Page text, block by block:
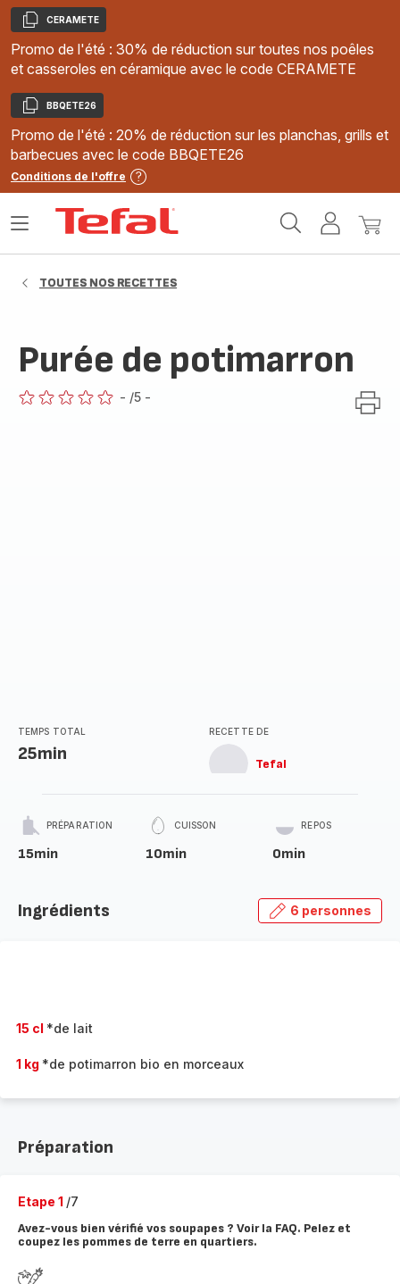
Copier
CERAMETE
Promo de l'été : 30% de réduction sur toutes nos poêles
et casseroles en céramique avec le code CERAMETE
Copier
BBQETE26
Promo de l'été : 20% de réduction sur les planchas, grills et
barbecues avec le code BBQETE26
Conditions de l'offre
MonMon
Ouvrir
TOUTES NOS RECETTES
Purée de potimarron
- /5 -
TEMPS TOTAL
25min
RECETTE DE
Tefal
PRÉPARATION
15min
CUISSON
10min
REPOS
0min
Ingrédients 6 personnes
15 cl *de lait
1 kg *de potimarron bio en morceaux
Préparation
Etape 1 /7
Avez-vous bien vérifié vos soupapes ? Voir la FAQ. Pelez et
coupez les pommes de terre en quartiers.